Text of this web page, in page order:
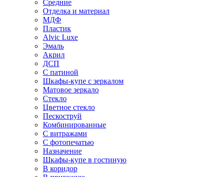
Средние
Отделка и материал
МДФ
Пластик
Alvic Luxe
Эмаль
Акрил
ДСП
С патиной
Шкафы-купе с зеркалом
Матовое зеркало
Стекло
Цветное стекло
Пескоструй
Комбинированные
С витражами
С фотопечатью
Назначение
Шкафы-купе в гостиную
В коридор